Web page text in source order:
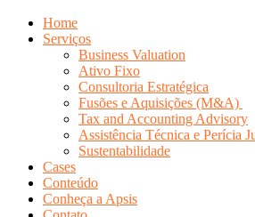
Home
Serviços
Business Valuation
Ativo Fixo
Consultoria Estratégica
Fusões e Aquisições (M&A)
Tax and Accounting Advisory
Assistência Técnica e Perícia
Sustentabilidade
Cases
Conteúdo
Conheça a Apsis